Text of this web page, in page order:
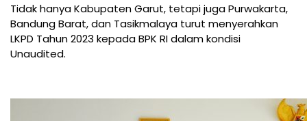
Tidak hanya Kabupaten Garut, tetapi juga Purwakarta,
Bandung Barat, dan Tasikmalaya turut menyerahkan
LKPD Tahun 2023 kepada BPK RI dalam kondisi
Unaudited.